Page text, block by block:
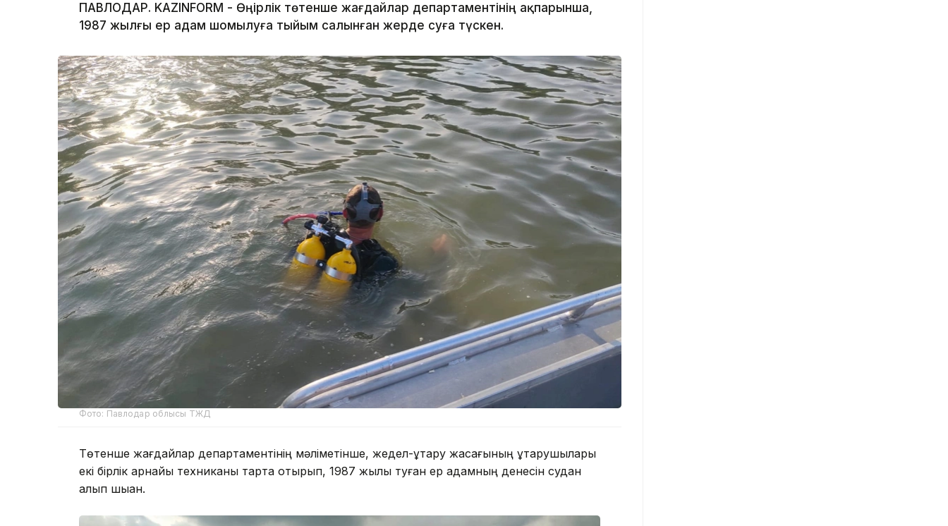
ПАВЛОДАР. KAZINFORM - Өңірлік төтенше жағдайлар департаментінің ақпарынша,
1987 жылғы ер адам шомылуға тыйым салынған жерде суға түскен.
Фото: Павлодар облысы ТЖД
Төтенше жағдайлар департаментінің мәліметінше, жедел-құтқару жасағының құтқарушылары
екі бірлік арнайы техниканы тарта отырып, 1987 жылы туған ер адамның денесін судан
алып шыққан.